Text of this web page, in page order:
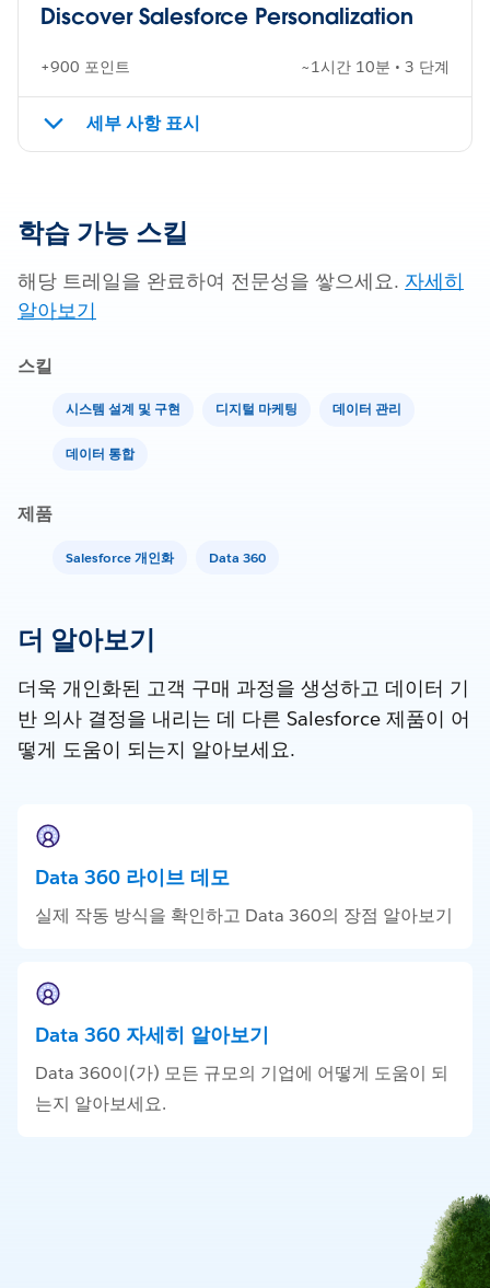
Discover Salesforce Personalization
+900 포인트 ~1시간 10분 • 3 단계
세부 사항 표시
학습 가능 스킬
해당 트레일을 완료하여 전문성을 쌓으세요. 자세히
알아보기
스킬
시스템 설계 및 구현 디지털 마케팅 데이터 관리
데이터 통합
제품
Salesforce 개인화 Data 360
더 알아보기
더욱 개인화된 고객 구매 과정을 생성하고 데이터 기
반 의사 결정을 내리는 데 다른 Salesforce 제품이 어
떻게 도움이 되는지 알아보세요.
Data 360 라이브 데모
실제 작동 방식을 확인하고 Data 360의 장점 알아보기
Data 360 자세히 알아보기
Data 360이(가) 모든 규모의 기업에 어떻게 도움이 되
는지 알아보세요.